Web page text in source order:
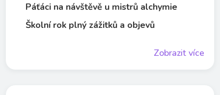
Páťáci na návštěvě u mistrů alchymie
Školní rok plný zážitků a objevů
Zobrazit více